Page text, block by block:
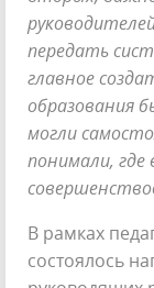
передать
главное
образования
могли
понимали, где
В рамках
состоялось